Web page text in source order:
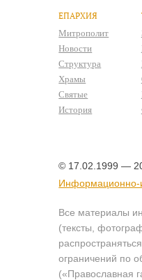
ЕПАРХИЯ
Митрополит
Новости
Структура
Храмы
Святые
История
© 17.02.1999 —
Информационно-
Все материалы
(тексты,
ограничений по
(«Православная